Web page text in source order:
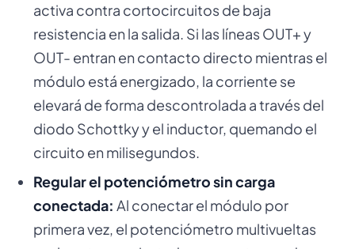
activa contra cortocircuitos de baja
resistencia en la salida. Si las líneas OUT+ y
OUT- entran en contacto directo mientras el
módulo está energizado, la corriente se
elevará de forma descontrolada a través del
diodo Schottky y el inductor, quemando el
circuito en milisegundos.
Regular el potenciómetro sin carga
conectada: Al conectar el módulo por
primera vez, el potenciómetro multivueltas